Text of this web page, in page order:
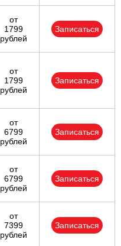
от
1799
рублей
Записаться
от
1799
рублей
Записаться
от
6799
рублей
Записаться
от
6799
рублей
Записаться
от
7399
рублей
Записаться